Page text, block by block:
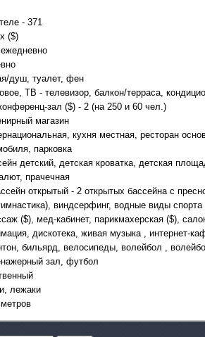
- 371
($)
душ, туалет, фен
ТВ - телевизор, балкон/терраса,
зал ($) - 2 (на 250 и 60 чел.)
магазин
кухня местная, ресторан
парковка
детский, детская кроватка, детская
прачечная
открытый - 2 открытых бассейна с
виндсерфинг, водные виды
($), мед-кабинет, парикмахерская ($),
дискотека, живая музыка , интернет-
бильярд, велосипеды, волейбол ,
зал, футбол
лежаки